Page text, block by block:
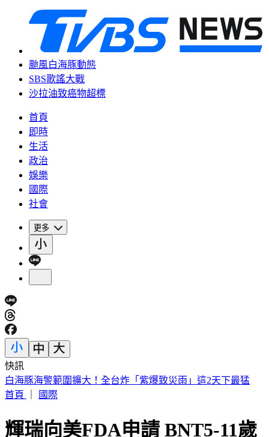
颱風白海豚動態
SBS歌謠大戰
沙拉油致癌物超標
首頁
即時
生活
政治
娛樂
國際
社會
更多
快訊
北市第3波油品抽驗！「2苦茶油」苯駢芘超標 已全面預防性
下架